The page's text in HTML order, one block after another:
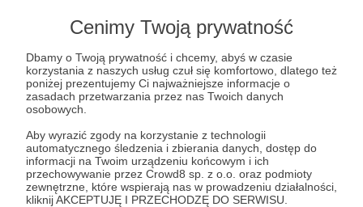
Cenimy Twoją prywatność
Dbamy o Twoją prywatność i chcemy, abyś w czasie
korzystania z naszych usług czuł się komfortowo, dlatego też
poniżej prezentujemy Ci najważniejsze informacje o
zasadach przetwarzania przez nas Twoich danych
osobowych.
Aby wyrazić zgody na korzystanie z technologii
automatycznego śledzenia i zbierania danych, dostęp do
informacji na Twoim urządzeniu końcowym i ich
przechowywanie przez Crowd8 sp. z o.o. oraz podmioty
zewnętrzne, które wspierają nas w prowadzeniu działalności,
kliknij AKCEPTUJĘ I PRZECHODZĘ DO SERWISU.
Postpolityk(a)
Amerykański atak na Iran dużo nam mówi, zarówno o
możliwościach militarnych Ameryki, jak i o politycznej woli
rządzących supermocarstwem. Dla Polski nie są to dobre
wnioski…
B-2 donald trump Iran +5